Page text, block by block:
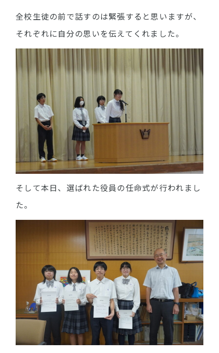
全校生徒の前で話すのは緊張すると思いますが、
それぞれに自分の思いを伝えてくれました。
そして本日、選ばれた役員の任命式が行われまし
た。